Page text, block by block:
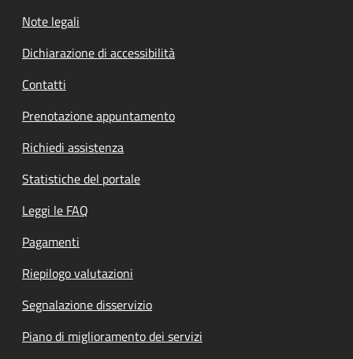
Note legali
Dichiarazione di accessibilità
Contatti
Prenotazione appuntamento
Richiedi assistenza
Statistiche del portale
Leggi le FAQ
Pagamenti
Riepilogo valutazioni
Segnalazione disservizio
Piano di miglioramento dei servizi